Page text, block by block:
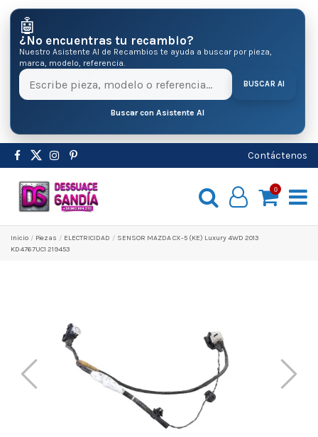
🤖
¿No encuentras tu recambio?
Nuestro Asistente AI de Recambios te ayuda a buscar por pieza,
marca, modelo, referencia.
BUSCAR AI
Buscar con Asistente AI
Contáctenos
0
Inicio Pіezas ELECTRICIDAD
SENSOR MAZDA CX-5 (KE) Luxury 4WD 2013
KD4767UC1 219453